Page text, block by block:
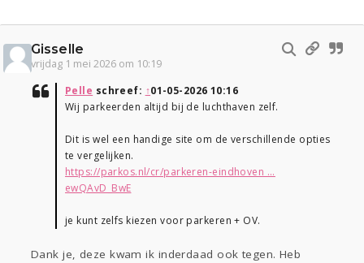
Gisselle
vrijdag 1 mei 2026 om 10:19
Pelle schreef: ↑01-05-2026 10:16
Wij parkeerden altijd bij de luchthaven zelf.
Dit is wel een handige site om de verschillende opties
te vergelijken.
https://parkos.nl/cr/parkeren-eindhoven ...
ewQAvD_BwE
je kunt zelfs kiezen voor parkeren + OV.
Dank je, deze kwam ik inderdaad ook tegen. Heb